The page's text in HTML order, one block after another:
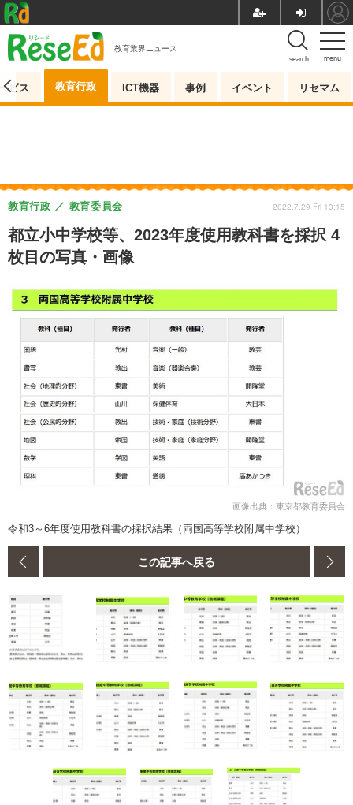
menu
search
教育業界ニュース
ビス 教育行政 ICT機器 事例 イベント リセマム
都立小中学校等、2023年度使用教科書を採択 4
枚目の写真・画像
教育行政 教育委員会 2022.7.29 Fri 13:15
画像出典：東京都教育委員会
令和3～6年度使用教科書の採択結果（両国高等学校附属中学校）
この記事へ戻る